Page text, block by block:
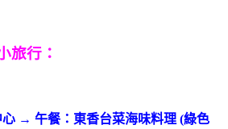
旅行：
→ 午餐：東香台菜海味料理 (綠色